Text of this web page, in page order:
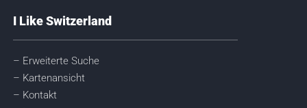
I Like Switzerland
– Erweiterte Suche
– Kartenansicht
– Kontakt